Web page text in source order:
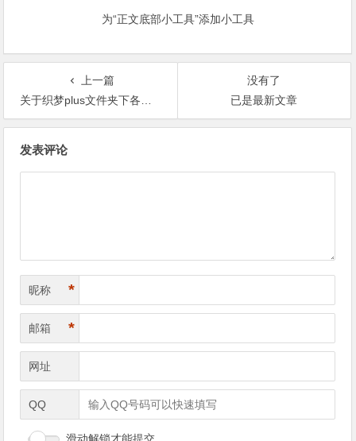
为“正文底部小工具”添加小工具
上一篇
关于织梦plus文件夹下各文件功能的介绍
没有了
已是最新文章
发表评论
昵称 *
邮箱 *
网址
QQ